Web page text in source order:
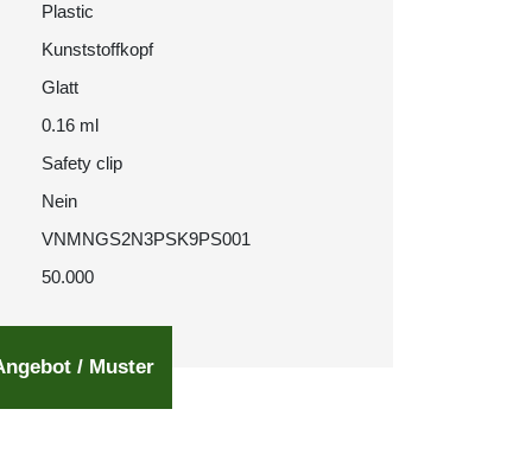
Plastic
Kunststoffkopf
Glatt
0.16 ml
Safety clip
Nein
VNMNGS2N3PSK9PS001
50.000
/ Muster